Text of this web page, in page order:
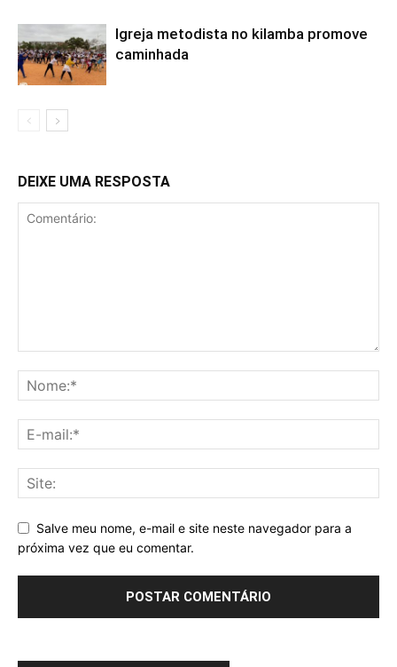
Igreja metodista no kilamba promove
caminhada
DEIXE UMA RESPOSTA
Salve meu nome, e-mail e site neste navegador para a
próxima vez que eu comentar.